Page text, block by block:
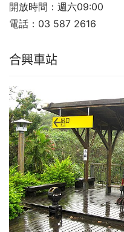
開放時間： 週六09:00
電話： 03 587 2616
合興車站